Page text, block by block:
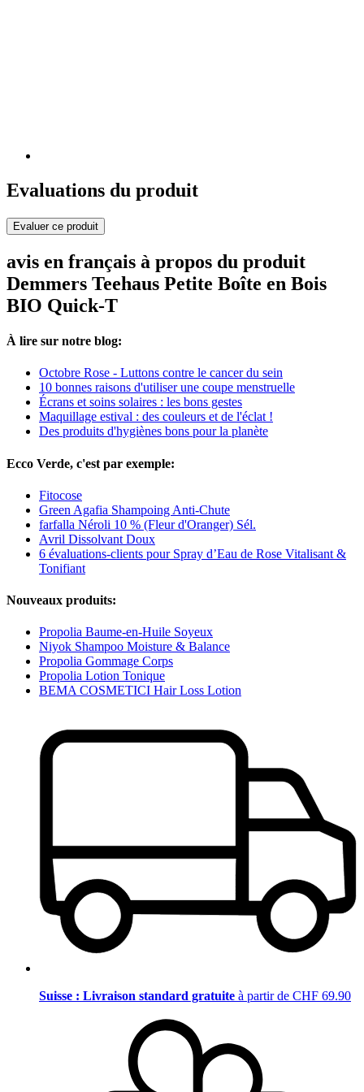
Evaluations du produit
Evaluer ce produit
avis en français à propos du produit
Demmers Teehaus Petite Boîte en Bois
BIO Quick-T
À lire sur notre blog:
Octobre Rose - Luttons contre le cancer du sein
10 bonnes raisons d'utiliser une coupe menstruelle
Écrans et soins solaires : les bons gestes
Maquillage estival : des couleurs et de l'éclat !
Des produits d'hygiènes bons pour la planète
Ecco Verde, c'est par exemple:
Fitocose
Green Agafia Shampoing Anti-Chute
farfalla Néroli 10 % (Fleur d'Oranger) Sél.
Avril Dissolvant Doux
6 évaluations-clients pour Spray d’Eau de Rose Vitalisant &
Tonifiant
Nouveaux produits:
Propolia Baume-en-Huile Soyeux
Niyok Shampoo Moisture & Balance
Propolia Gommage Corps
Propolia Lotion Tonique
BEMA COSMETICI Hair Loss Lotion
Suisse : Livraison standard gratuite à partir de CHF 69.90